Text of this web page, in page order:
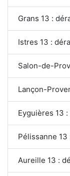
Grans 13 :
Istres 13 :
Salon-de-
Lançon-
Eyguières 13
Pélissanne
Aureille 13 :